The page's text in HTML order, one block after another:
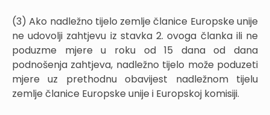
(3) Ako nadležno tijelo zemlje članice Europske unije
ne udovolji zahtjevu iz stavka 2. ovoga članka ili ne
poduzme mjere u roku od 15 dana od dana
podnošenja zahtjeva, nadležno tijelo može poduzeti
mjere uz prethodnu obavijest nadležnom tijelu
zemlje članice Europske unije i Europskoj komisiji.